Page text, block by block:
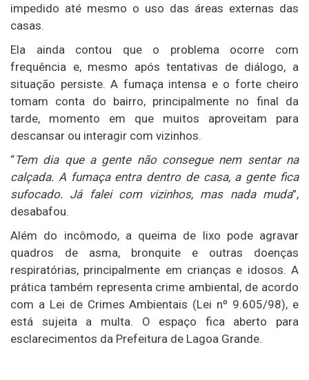
impedido até mesmo o uso das áreas externas das
casas.
Ela ainda contou que o problema ocorre com
frequência e, mesmo após tentativas de diálogo, a
situação persiste. A fumaça intensa e o forte cheiro
tomam conta do bairro, principalmente no final da
tarde, momento em que muitos aproveitam para
descansar ou interagir com vizinhos.
“Tem dia que a gente não consegue nem sentar na
calçada. A fumaça entra dentro de casa, a gente fica
sufocado. Já falei com vizinhos, mas nada muda”,
desabafou.
Além do incômodo, a queima de lixo pode agravar
quadros de asma, bronquite e outras doenças
respiratórias, principalmente em crianças e idosos. A
prática também representa crime ambiental, de acordo
com a Lei de Crimes Ambientais (Lei nº 9.605/98), e
está sujeita a multa. O espaço fica aberto para
esclarecimentos da Prefeitura de Lagoa Grande.